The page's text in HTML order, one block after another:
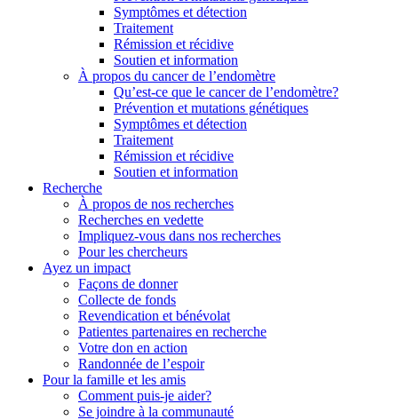
Symptômes et détection
Traitement
Rémission et récidive
Soutien et information
À propos du cancer de l’endomètre
Qu’est-ce que le cancer de l’endomètre?
Prévention et mutations génétiques
Symptômes et détection
Traitement
Rémission et récidive
Soutien et information
Recherche
À propos de nos recherches
Recherches en vedette
Impliquez-vous dans nos recherches
Pour les chercheurs
Ayez un impact
Façons de donner
Collecte de fonds
Revendication et bénévolat
Patientes partenaires en recherche
Votre don en action
Randonnée de l’espoir
Pour la famille et les amis
Comment puis-je aider?
Se joindre à la communauté